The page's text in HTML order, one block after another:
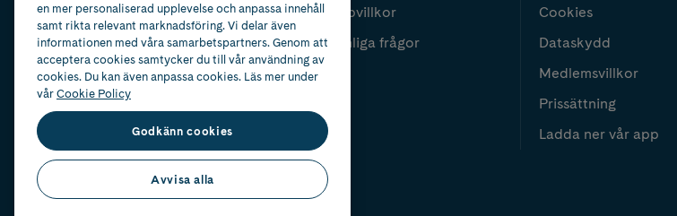
Köpvillkor
Vanliga frågor
Cookies
Dataskydd
Medlemsvillkor
Prissättning
Ladda ner vår app
en mer personaliserad upplevelse och anpassa innehåll
samt rikta relevant marknadsföring. Vi delar även
informationen med våra samarbetspartners. Genom att
acceptera cookies samtycker du till vår användning av
cookies. Du kan även anpassa cookies. Läs mer under
vårCookie Policy
Godkänn cookies
Avvisa alla